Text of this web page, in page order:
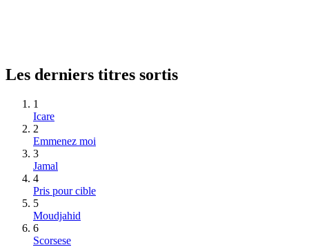
Les derniers titres sortis
1
Icare
2
Emmenez moi
3
Jamal
4
Pris pour cible
5
Moudjahid
6
Scorsese